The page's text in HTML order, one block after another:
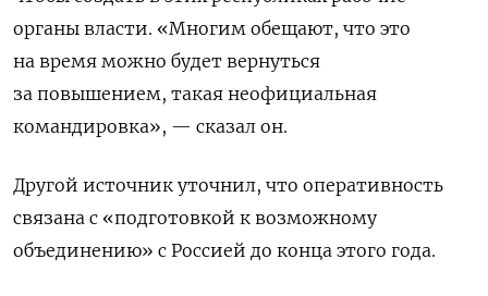
органы власти. «Многим обещают, что это
на время можно будет вернуться
за повышением, такая неофициальная
командировка», — сказал он.
Другой источник уточнил, что оперативность
связана с «подготовкой к возможному
объединению» с Россией до конца этого года.